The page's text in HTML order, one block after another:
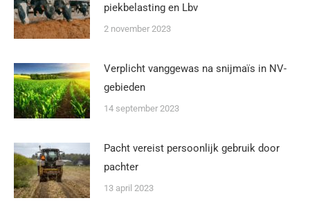
piekbelasting en Lbv
2 november 2023
Verplicht vanggewas na snijmaïs in NV-
gebieden
14 september 2023
Pacht vereist persoonlijk gebruik door
pachter
13 april 2023